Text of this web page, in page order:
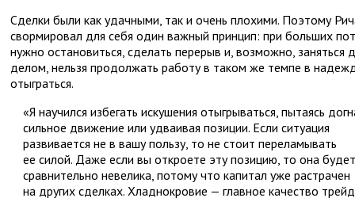
Сделки были как удачными, так и очень плохими. Поэтому
свормировал для себя один важный принцип: при больших
нужно остановиться, сделать перерыв и, возможно, заняться
делом, нельзя продолжать работу в таком же темпе в
отыграться.
«Я научился избегать искушения отыгрываться, пытаясь
сильное движение или удваивая позиции. Если ситуация
развивается не в вашу пользу, то не стоит переламывать
ее силой. Даже если вы откроете эту позицию, то она будет
сравнительно невелика, потому что капитал уже растрачен
на других сделках. Хладнокровие — главное качество